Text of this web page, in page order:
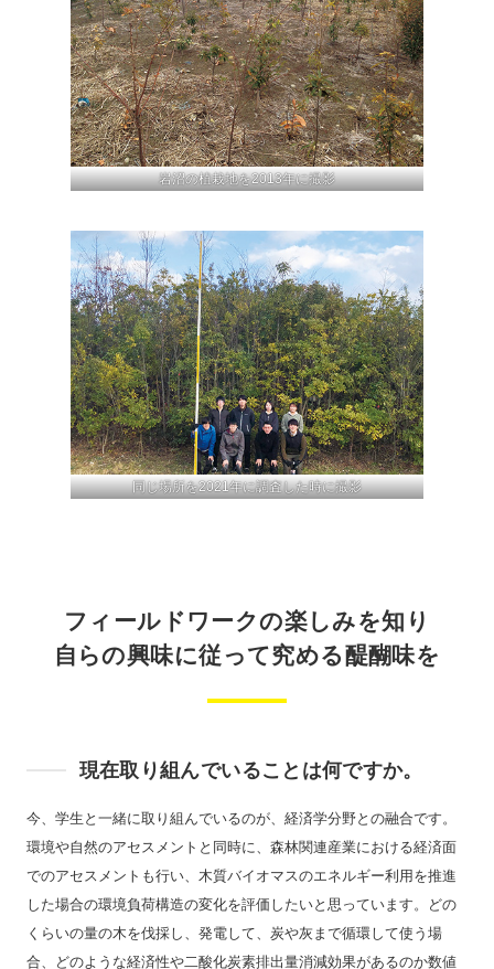
岩沼の植栽地を2013年に撮影
同じ場所を2021年に調査した時に撮影
フィールドワークの楽しみを知り
自らの興味に従って究める醍醐味を
現在取り組んでいることは何ですか。
今、学生と一緒に取り組んでいるのが、経済学分野との融合です。
環境や自然のアセスメントと同時に、森林関連産業における経済面
でのアセスメントも行い、木質バイオマスのエネルギー利用を推進
した場合の環境負荷構造の変化を評価したいと思っています。どの
くらいの量の木を伐採し、発電して、炭や灰まで循環して使う場
合、どのような経済性や二酸化炭素排出量消減効果があるのか数値